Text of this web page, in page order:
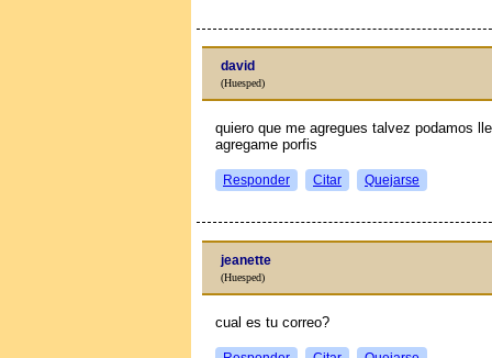
david
(Huesped)
quiero que me agregues talvez podamos
agregame porfis
Responder Citar Quejarse
jeanette
(Huesped)
cual es tu correo?